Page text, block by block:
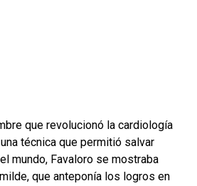
que revolucionó la cardiología
técnica que permitió salvar
mundo, Favaloro se mostraba
que anteponía los logros en